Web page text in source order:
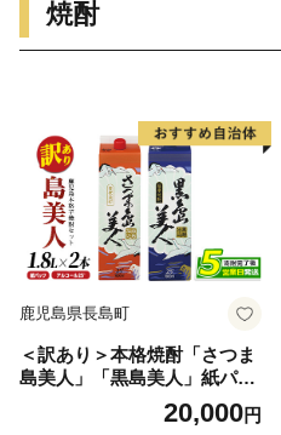
焼酎
鹿児島県長島町
＜訳あり＞本格焼酎「さつま
島美人」「黒島美人」紙パッ
ク(1800ml各1本) 芋焼酎 焼酎
セット 飲み比べ 焼酎 紙パッ
20,000円